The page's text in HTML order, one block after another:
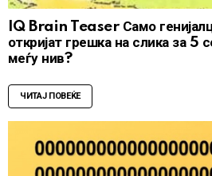
IQ Brain Teaser Само
откријат грешка на слика за 5
меѓу нив?
ЧИТАЈ ПОВЕЌЕ